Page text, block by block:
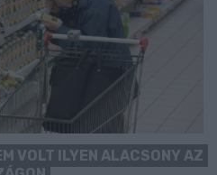
VOLT ILYEN ALACSONY AZ